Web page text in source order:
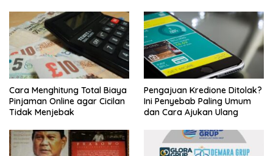
Cara Menghitung Total Biaya
Pinjaman Online agar Cicilan
Tidak Menjebak
Pengajuan Kredione Ditolak?
Ini Penyebab Paling Umum
dan Cara Ajukan Ulang